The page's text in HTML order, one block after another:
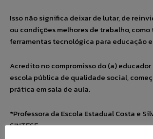
Isso não significa deixar de lutar, de
ou condições melhores de trabalho, como
ferramentas tecnológica para educação
Acredito no compromisso do (a) educador
escola pública de qualidade social,
prática em sala de aula.
*Professora da Escola Estadual Costa e
SINTESE.